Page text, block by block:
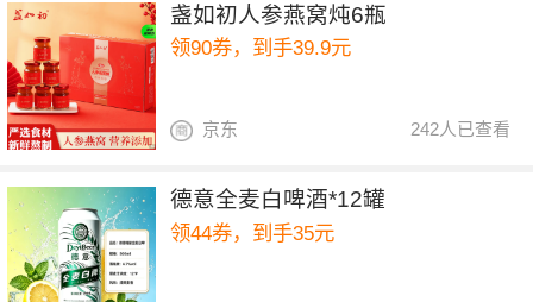
盏如初人参燕窝炖6瓶
领90券，到手39.9元
242人已查看
京东
德意全麦白啤酒*12罐
领44券，到手35元